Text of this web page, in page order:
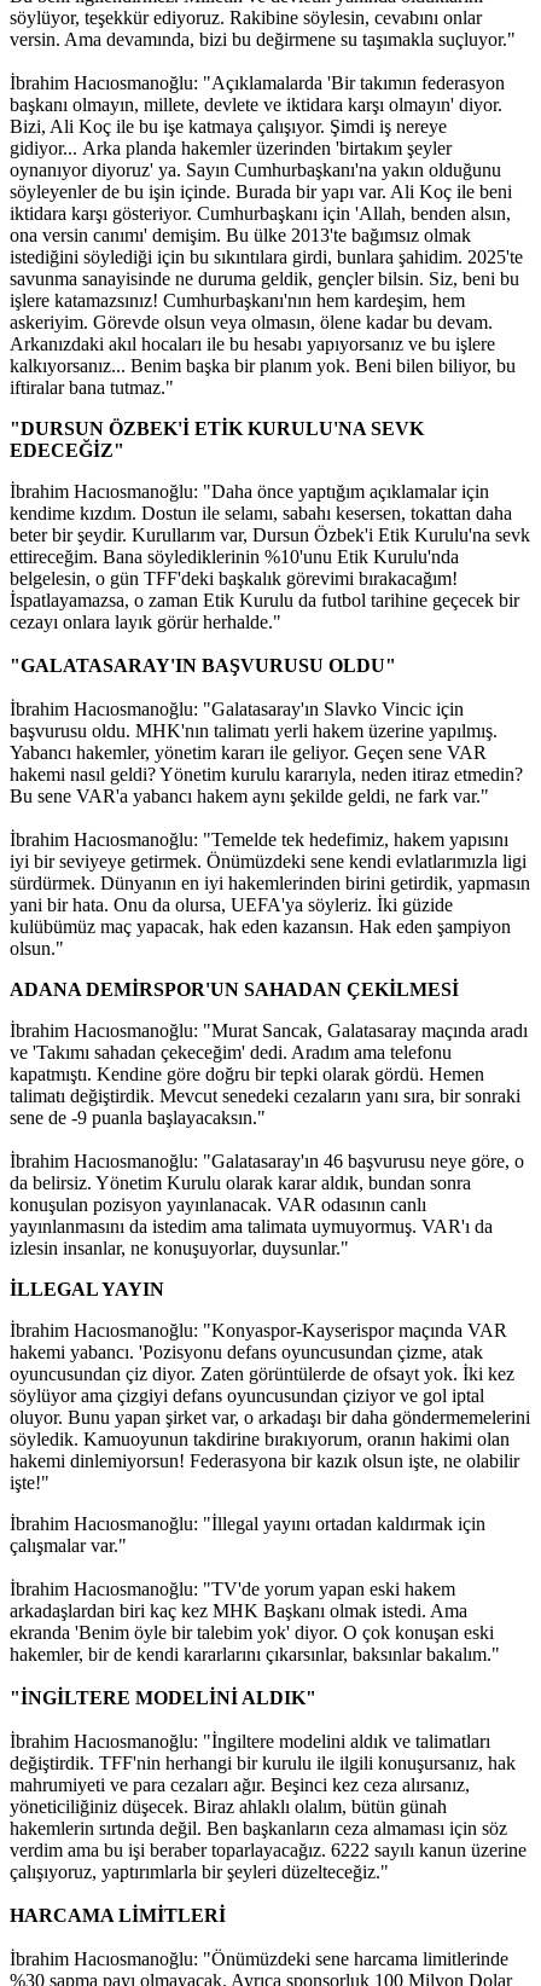
söylüyor, teşekkür ediyoruz. Rakibine söylesin, cevabını onlar
versin. Ama devamında, bizi bu değirmene su taşımakla suçluyor."
İbrahim Hacıosmanoğlu: "Açıklamalarda 'Bir takımın federasyon
başkanı olmayın, millete, devlete ve iktidara karşı olmayın' diyor.
Bizi, Ali Koç ile bu işe katmaya çalışıyor. Şimdi iş nereye
gidiyor... Arka planda hakemler üzerinden 'birtakım şeyler
oynanıyor diyoruz' ya. Sayın Cumhurbaşkanı'na yakın olduğunu
söyleyenler de bu işin içinde. Burada bir yapı var. Ali Koç ile beni
iktidara karşı gösteriyor. Cumhurbaşkanı için 'Allah, benden alsın,
ona versin canımı' demişim. Bu ülke 2013'te bağımsız olmak
istediğini söylediği için bu sıkıntılara girdi, bunlara şahidim. 2025'te
savunma sanayisinde ne duruma geldik, gençler bilsin. Siz, beni bu
işlere katamazsınız! Cumhurbaşkanı'nın hem kardeşim, hem
askeriyim. Görevde olsun veya olmasın, ölene kadar bu devam.
Arkanızdaki akıl hocaları ile bu hesabı yapıyorsanız ve bu işlere
kalkıyorsanız... Benim başka bir planım yok. Beni bilen biliyor, bu
iftiralar bana tutmaz."
"DURSUN ÖZBEK'İ ETİK KURULU'NA SEVK
EDECEĞİZ"
İbrahim Hacıosmanoğlu: "Daha önce yaptığım açıklamalar için
kendime kızdım. Dostun ile selamı, sabahı kesersen, tokattan daha
beter bir şeydir. Kurullarım var, Dursun Özbek'i Etik Kurulu'na sevk
ettireceğim. Bana söylediklerinin %10'unu Etik Kurulu'nda
belgelesin, o gün TFF'deki başkalık görevimi bırakacağım!
İspatlayamazsa, o zaman Etik Kurulu da futbol tarihine geçecek bir
cezayı onlara layık görür herhalde."
"GALATASARAY'IN BAŞVURUSU OLDU"
İbrahim Hacıosmanoğlu: "Galatasaray'ın Slavko Vincic için
başvurusu oldu. MHK'nın talimatı yerli hakem üzerine yapılmış.
Yabancı hakemler, yönetim kararı ile geliyor. Geçen sene VAR
hakemi nasıl geldi? Yönetim kurulu kararıyla, neden itiraz etmedin?
Bu sene VAR'a yabancı hakem aynı şekilde geldi, ne fark var."
İbrahim Hacıosmanoğlu: "Temelde tek hedefimiz, hakem yapısını
iyi bir seviyeye getirmek. Önümüzdeki sene kendi evlatlarımızla ligi
sürdürmek. Dünyanın en iyi hakemlerinden birini getirdik, yapmasın
yani bir hata. Onu da olursa, UEFA'ya söyleriz. İki güzide
kulübümüz maç yapacak, hak eden kazansın. Hak eden şampiyon
olsun."
ADANA DEMİRSPOR'UN SAHADAN ÇEKİLMESİ
İbrahim Hacıosmanoğlu: "Murat Sancak, Galatasaray maçında aradı
ve 'Takımı sahadan çekeceğim' dedi. Aradım ama telefonu
kapatmıştı. Kendine göre doğru bir tepki olarak gördü. Hemen
talimatı değiştirdik. Mevcut senedeki cezaların yanı sıra, bir sonraki
sene de -9 puanla başlayacaksın."
İbrahim Hacıosmanoğlu: "Galatasaray'ın 46 başvurusu neye göre, o
da belirsiz. Yönetim Kurulu olarak karar aldık, bundan sonra
konuşulan pozisyon yayınlanacak. VAR odasının canlı
yayınlanmasını da istedim ama talimata uymuyormuş. VAR'ı da
izlesin insanlar, ne konuşuyorlar, duysunlar."
İLLEGAL YAYIN
İbrahim Hacıosmanoğlu: "Konyaspor-Kayserispor maçında VAR
hakemi yabancı. 'Pozisyonu defans oyuncusundan çizme, atak
oyuncusundan çiz diyor. Zaten görüntülerde de ofsayt yok. İki kez
söylüyor ama çizgiyi defans oyuncusundan çiziyor ve gol iptal
oluyor. Bunu yapan şirket var, o arkadaşı bir daha göndermemelerini
söyledik. Kamuoyunun takdirine bırakıyorum, oranın hakimi olan
hakemi dinlemiyorsun! Federasyona bir kazık olsun işte, ne olabilir
işte!"
İbrahim Hacıosmanoğlu: "İllegal yayını ortadan kaldırmak için
çalışmalar var."
İbrahim Hacıosmanoğlu: "TV'de yorum yapan eski hakem
arkadaşlardan biri kaç kez MHK Başkanı olmak istedi. Ama
ekranda 'Benim öyle bir talebim yok' diyor. O çok konuşan eski
hakemler, bir de kendi kararlarını çıkarsınlar, baksınlar bakalım."
"İNGİLTERE MODELİNİ ALDIK"
İbrahim Hacıosmanoğlu: "İngiltere modelini aldık ve talimatları
değiştirdik. TFF'nin herhangi bir kurulu ile ilgili konuşursanız, hak
mahrumiyeti ve para cezaları ağır. Beşinci kez ceza alırsanız,
yöneticiliğiniz düşecek. Biraz ahlaklı olalım, bütün günah
hakemlerin sırtında değil. Ben başkanların ceza almaması için söz
verdim ama bu işi beraber toparlayacağız. 6222 sayılı kanun üzerine
çalışıyoruz, yaptırımlarla bir şeyleri düzelteceğiz."
HARCAMA LİMİTLERİ
İbrahim Hacıosmanoğlu: "Önümüzdeki sene harcama limitlerinde
%30 sapma payı olmayacak. Ayrıca sponsorluk 100 Milyon Dolar